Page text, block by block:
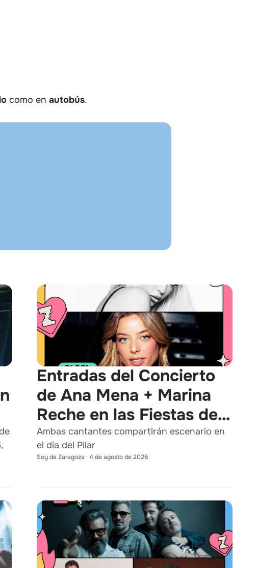
como en autobús.
Entradas del Concierto
de Ana Mena + Marina
Reche en las Fiestas del
Pilar 2026
Ambas cantantes compartirán escenario en
el día del Pilar
Soy de Zaragoza · 4 de agosto de 2026